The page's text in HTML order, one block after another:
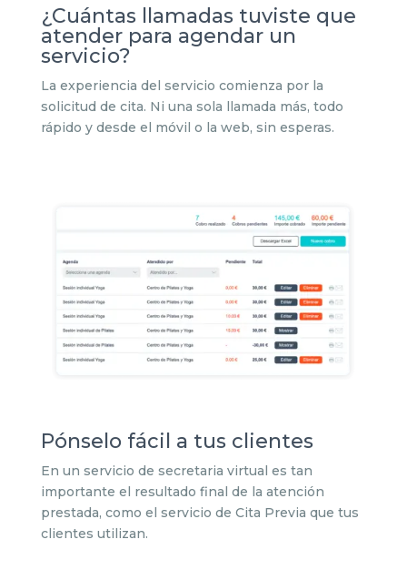
¿Cuántas llamadas tuviste que
atender para agendar un
servicio?
La experiencia del servicio comienza por la
solicitud de cita. Ni una sola llamada más, todo
rápido y desde el móvil o la web, sin esperas.
Pónselo fácil a tus clientes
En un servicio de secretaria virtual es tan
importante el resultado final de la atención
prestada, como el servicio de Cita Previa que tus
clientes utilizan.